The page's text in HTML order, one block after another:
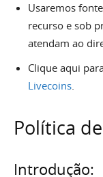
Usaremos
recurso e sob
atendam ao
Clique aqui
Livecoins.
Política
Introdução: